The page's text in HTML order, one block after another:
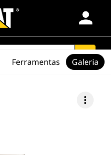
person
search
more_vert
Ferramentas Galeria